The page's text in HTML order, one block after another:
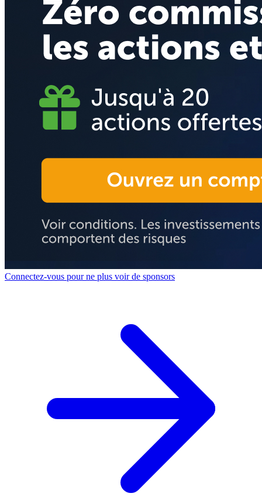
Connectez-vous pour ne plus voir de sponsors